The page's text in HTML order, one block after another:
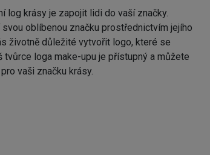
log krásy je zapojit lidi do vaší značky.
oblíbenou značku prostřednictvím jejího
životně důležité vytvořit logo, které se
loga make-upu je přístupný a můžete
vaši značku krásy.